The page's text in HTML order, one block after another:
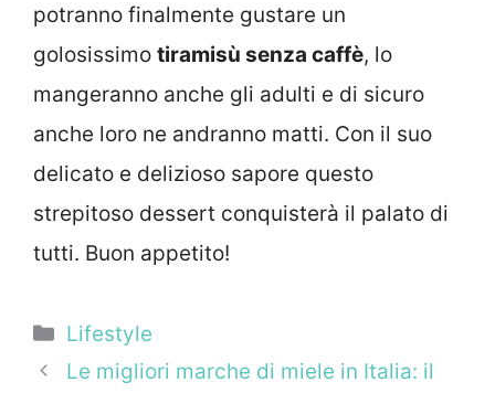
potranno finalmente gustare un
golosissimo tiramisù senza caffè, lo
mangeranno anche gli adulti e di sicuro
anche loro ne andranno matti. Con il suo
delicato e delizioso sapore questo
strepitoso dessert conquisterà il palato di
tutti. Buon appetito!
Categorie
Lifestyle
Le migliori marche di miele in Italia: il